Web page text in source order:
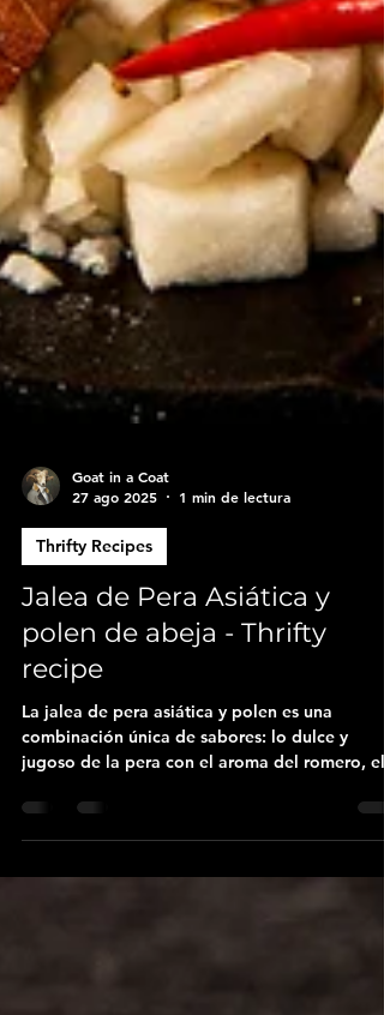
Goat in a Coat
27 ago 2025
Thrifty Recipes
Jalea de Pera Asiática y
polen de abeja - Thrifty
recipe
La jalea de pera asiática y polen es una
jugoso de la pera con el aroma del romero, el
picor del chile tailandés y el toque floral del